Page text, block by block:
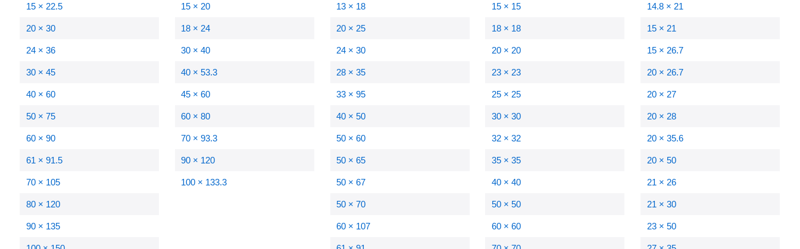
15 × 22.5
20 × 30
24 × 36
30 × 45
40 × 60
50 × 75
60 × 90
61 × 91.5
70 × 105
80 × 120
90 × 135
15 × 20
18 × 24
30 × 40
40 × 53.3
45 × 60
60 × 80
70 × 93.3
90 × 120
100 × 133.3
13 × 18
20 × 25
24 × 30
28 × 35
33 × 95
40 × 50
50 × 60
50 × 65
50 × 67
50 × 70
60 × 107
15 × 15
18 × 18
20 × 20
23 × 23
25 × 25
30 × 30
32 × 32
35 × 35
40 × 40
50 × 50
60 × 60
14.8 × 21
15 × 21
15 × 26.7
20 × 26.7
20 × 27
20 × 28
20 × 35.6
20 × 50
21 × 26
21 × 30
23 × 50